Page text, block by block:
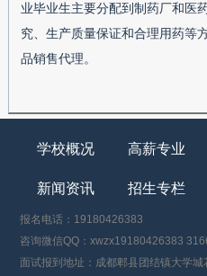
业毕业生主要分配到制药厂和医
究、生产质量保证和合理用药等
品销售代理。
学校概况 高薪专业
新闻资讯 招生专栏
报名电话：19180426383
咨询微信QQ：xwzx19180426383
面试报到地址：成都郫县团结镇大学城